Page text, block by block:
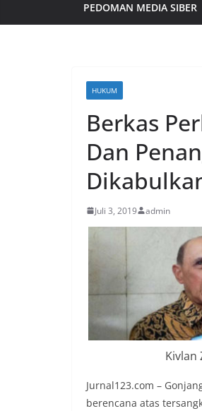
PEDOMAN MEDIA SIBER
HUKUM
Berkas
Dan
Juli 3, 2019 admin
Kivlan
Jurnal123.com –
berencana atas